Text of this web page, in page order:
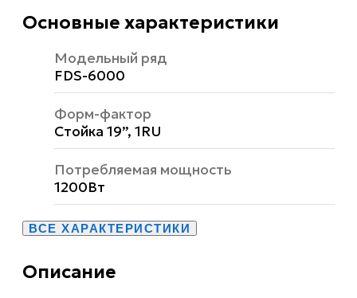
Основные характеристики
Модельный ряд
FDS-6000
Форм-фактор
Стойка 19”, 1RU
Потребляемая мощность
1200Вт
ВСЕ ХАРАКТЕРИСТИКИ
Описание